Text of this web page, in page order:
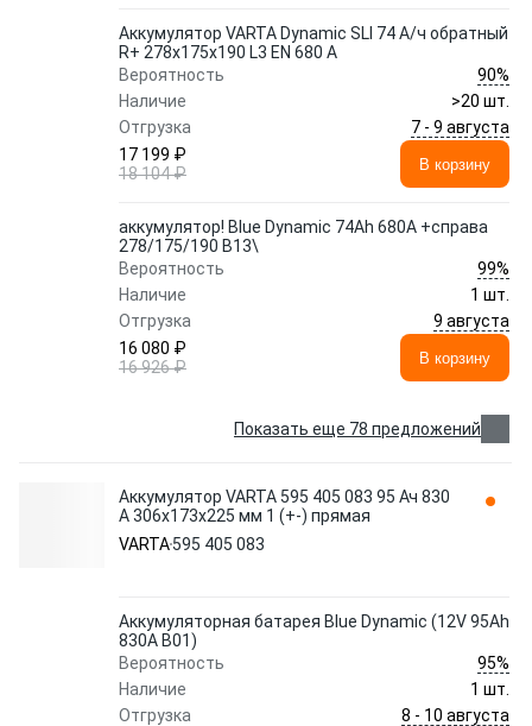
Аккумулятор VARTA Dynamic SLI 74 А/ч обратный
R+ 278x175x190 L3 EN 680 А
Вероятность
90%
Наличие
>20 шт.
Отгрузка
7 - 9 августа
17 199 ₽
18 104 ₽
В корзину
аккумулятор! Blue Dynamic 74Ah 680A +справа
278/175/190 B13\
Вероятность
99%
Наличие
1 шт.
Отгрузка
9 августа
16 080 ₽
16 926 ₽
В корзину
Показать еще 78 предложений
Аккумулятор VARTA 595 405 083 95 Ач 830
А 306x173x225 мм 1 (+-) прямая
VARTA595 405 083
Аккумуляторная батарея Blue Dynamic (12V 95Ah
830A B01)
Вероятность
95%
Наличие
1 шт.
Отгрузка
8 - 10 августа